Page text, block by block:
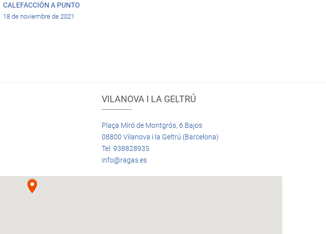
CALEFACCIÓN A PUNTO
18 de noviembre de 2021
VILANOVA I LA GELTRÚ
Plaça Miró de Montgrós, 6 Bajos
08800 Vilanova i la Geltrú (Barcelona)
Tel: 938828935
info@ragas.es